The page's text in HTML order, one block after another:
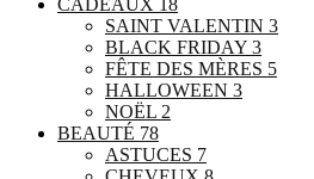
CADEAUX 18
SAINT VALENTIN 3
BLACK FRIDAY 3
FÊTE DES MÈRES 5
HALLOWEEN 3
NOËL 2
BEAUTÉ 78
ASTUCES 7